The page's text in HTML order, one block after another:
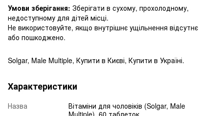
Умови зберігання: Зберігати в сухому, прохолодному,
недоступному для дітей місці.
Не використовуйте, якщо внутрішнє ущільнення відсутнє
або пошкоджено.
Solgar, Male Multiple, Купити в Києві, Купити в Україні.
Характеристики
Назва
Вітаміни для чоловіків (Solgar, Male
Multiple), 60 таблеток